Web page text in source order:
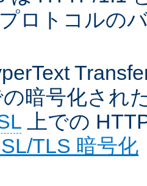
ロトコルの
暗号化され
上での
TLS 暗号化